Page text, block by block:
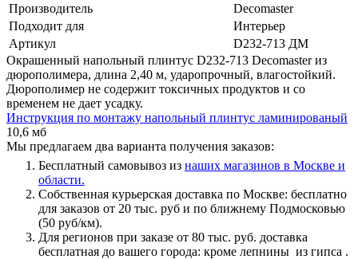
Производитель
Decomaster
Подходит для
Интерьер
Артикул
D232-713 ДМ
Окрашенный напольный плинтус D232-713 Decomaster из
дюрополимера, длина 2,40 м, ударопрочный, влагостойкий.
Дюрополимер не содержит токсичных продуктов и со
временем не дает усадку.
Инструкция по монтажу напольный плинтус ламинированый
10,6 мб
Мы предлагаем два варианта получения заказов:
Бесплатный самовывоз из наших магазинов в Москве и
области.
Собственная курьерская доставка по Москве: бесплатно
для заказов от 20 тыс. руб и по ближнему Подмосковью
(50 руб/км).
Для регионов при заказе от 80 тыс. руб. доставка
бесплатная до вашего города: кроме лепнины из гипса .